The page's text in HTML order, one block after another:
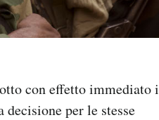
con effetto immediato i
per le stesse